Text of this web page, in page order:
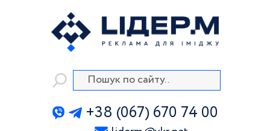
+38 (067) 670 74 00